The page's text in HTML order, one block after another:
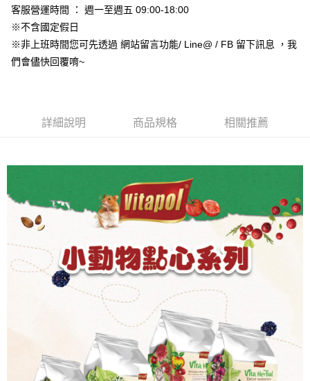
台灣樂天信用卡公司
AFTEE先享後付
相關說明
【關於「AFTEE先享後付」】
AFTEE先享後付是「在收到商品之後才付款」的支付方式。 讓您購物簡單
３．收到繳費通知簡訊後14天內，點擊此簡訊中的連結，可透過四大超商／
ATM／網路銀行／等多元方式進行付款，方視為交易完成。
※ 請注意：結帳手續完成當下不需立刻繳費，但若您需要取消訂單，請聯絡
購買商品的店家。未經商家同意取消之訂單仍視為有效，需透過AFTEE先享
※ 交易是否成功請以「AFTEE先享後付 」之結帳頁面顯示為準，若有關於
是否繳費成功／繳費後需取消欲退款等相關疑問，請聯繫「AFTEE先享後付
客戶支援中心」https://netprotections.freshdesk.com/support/home
１．透過由恩沛科技股份有限公司提供之「AFTEE先享後付」服務完成之交
易，需依本服務之必要範圍內提供個人資料，並將交易相關給付款項請求債
權轉讓予恩沛科技股份有限公司。
２．關於個人資料處理事宜，請瀏覽以下網址：
https://aftee.tw/terms/#terms3
３．未成年的使用者請事先徵得法定代理人或監護人之同意方可使用
ATM付款
全家取貨付款_限重5KG
每筆NT$60，滿NT$999(含以上)免運費
萊爾富取貨付款_限重10KG
每筆NT$60，滿NT$999(含以上)免運費
付款後萊爾富取貨_限重10KG
每筆NT$60，滿NT$999(含以上)免運費
7-11取貨付款_限重10KG
每筆NT$60，滿NT$999(含以上)免運費
付款後7-11取貨_限重10KG
每筆NT$60，滿NT$999(含以上)免運費
客服營運時間 ： 週一至週五 09:00-18:00
※不含國定假日
※非上班時間您可先透過 網站留言功能/ Line@ / FB 留下訊息 ，我
們會儘快回覆唷~
詳細說明 商品規格 相關推薦